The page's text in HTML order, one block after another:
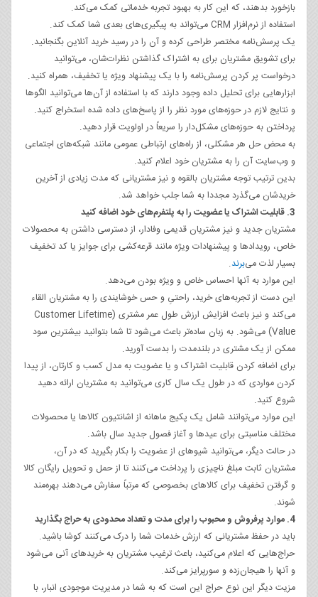
بازخورد بدهند، که این کار به بهبود تجربه خدماتی کمک می‌کند.
استفاده از نرم‌افزار CRM می‌تواند به پیگیری‌های بعدی شما کمک کند.
یک پرسش‌نامه مختصر طراحی کرده و آن را در رسید خرید آنلاین بگنجانید.
برای تشویق مشتریان برای به اشتراک گذاشتن نظرات‌شان، می‌توانید
درخواست پر کردن پرسش‌نامه را با یک پیشنهاد ویژه یا تخفیف، همراه کنید.
ابزارهایی برای تحلیل داده وجود دارند که با استفاده از آن‌ها می‌توانید الگوها
و نتایج لازم در حوزه‌های مورد نظر را از پاسخ‌های داده شده استخراج کنید.
پرداختن به حوزه‌های مشکل‌دار را سریعاً در اولویت قرار دهید.
به محض حل هر مشکلی، از راه‌های ارتباطی عمومی مانند شبکه‌های اجتماعی
و وب‌سایت آن را به مشتریان خود اعلام کنید.
بدین ترتیب توجه مشتریان بالقوه و نیز مشتریانی که مدت زیادی از آخرین
خریدشان می‌گذرد مجددا به شما جلب خواهد شد.
3. قابلیت اشتراک یا عضویت را به پلتفرم‌های خود اضافه کنید
مشتریان جدید و نیز مشتریان قدیمی وفادار، از دسترسی داشتن به محصولات
خاص، رویدادها و پیشنهادات ویژه مانند قرعه‌کشی برای جوایز یا کد تخفیف
بسیار لذت می‌برند.
این موارد به آنها احساس خاص و ویژه بودن می‌دهد.
این دست از تجربه‌های خرید، راحتیِ و حس خوشایندی را به مشتریان القاء
می‌کند و نیز باعث افزایش ارزش طول عمر مشتری (Customer Lifetime
Value) می‌شود. به زبان ساده‌تر باعث می‌شود تا شما بتوانید بیشترین سود
ممکن از یک مشتری در بلندمدت را بدست آورید.
برای اضافه کردن قابلیت اشتراک و یا عضویت به مدل کسب و کارتان، از پیدا
کردن مواردی که در طول یک سال کاری می‌توانید به مشتریان ارائه دهید
شروع کنید.
این موارد می‌توانند شامل یک پکیج ماهانه از اشانتیون کالاها یا محصولات
مختلف مناسبتی برای عیدها و آغاز فصول جدید سال باشد.
در حالت دیگر، می‌توانید شیوهای از عضویت را بکار بگیرید که در آن،
مشتریان ثابت مبلغ ناچیزی را پرداخت می‌کنند تا از حمل و تحویل رایگان کالا
و گرفتن تخفیف برای کالاهای بخصوصی که مرتباً سفارش می‌دهند بهره‌مند
شوند.
4. موارد پرفروش و محبوب را برای مدت و تعداد محدودی به حراج بگذارید
باید در حفظ مشتریانی که ارزش خدمات شما را درک می‌کنند کوشا باشید.
حراج‌هایی که اعلام می‌کنید، باعث ترغیب مشتریان به خریدهای آنی می‌شود
و آنها را هیجان‌زده و سورپرایز می‌کند.
مزیت دیگر این نوع حراج این است که به شما در مدیریت موجودی انبار، با